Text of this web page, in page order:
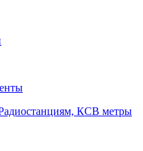
КСВ метры